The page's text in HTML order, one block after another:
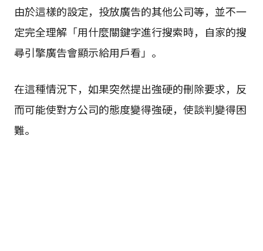
由於這樣的設定，投放廣告的其他公司等，並不一
定完全理解「用什麼關鍵字進行搜索時，自家的搜
尋引擎廣告會顯示給用戶看」。
在這種情況下，如果突然提出強硬的刪除要求，反
而可能使對方公司的態度變得強硬，使談判變得困
難。